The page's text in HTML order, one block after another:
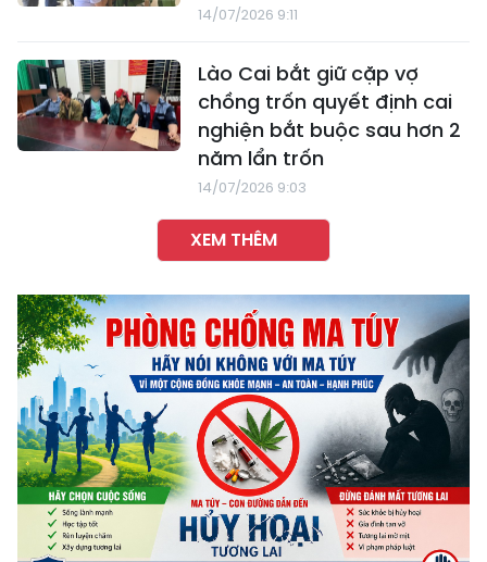
14/07/2026 9:11
Lào Cai bắt giữ cặp vợ
chồng trốn quyết định cai
nghiện bắt buộc sau hơn 2
năm lẩn trốn
14/07/2026 9:03
XEM THÊM